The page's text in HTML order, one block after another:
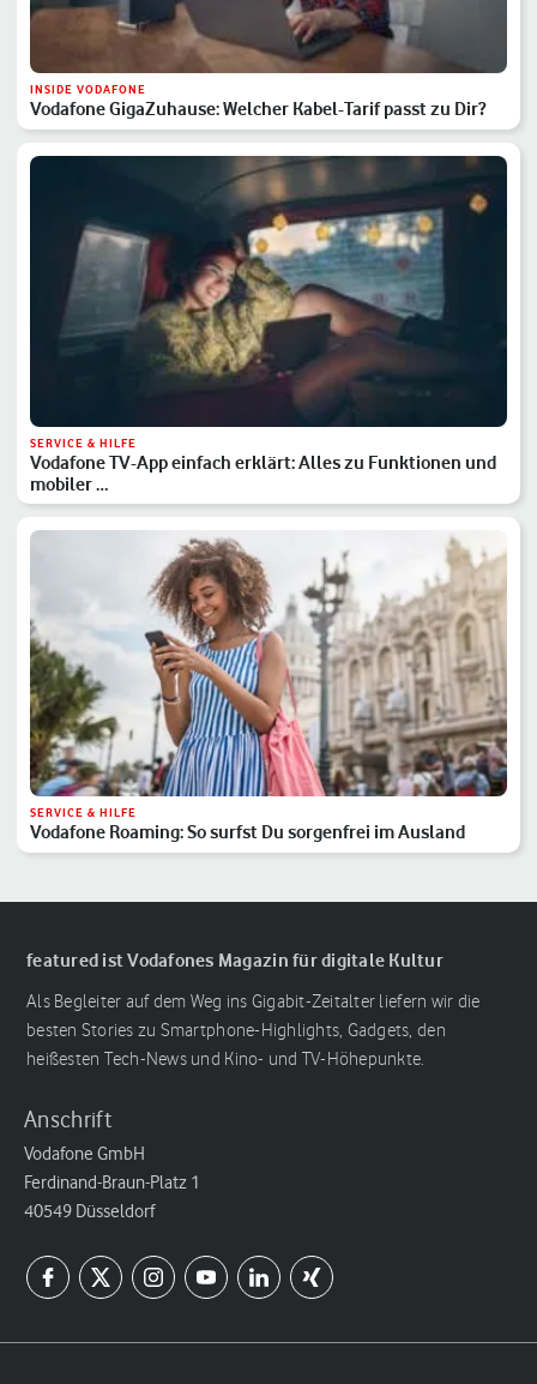
INSIDE VODAFONE
Vodafone GigaZuhause: Welcher Kabel-Tarif passt zu Dir?
SERVICE & HILFE
Vodafone TV-App einfach erklärt: Alles zu Funktionen und
mobiler …
SERVICE & HILFE
Vodafone Roaming: So surfst Du sorgenfrei im Ausland
featured ist Vodafones Magazin für digitale Kultur
Als Begleiter auf dem Weg ins Gigabit-Zeitalter liefern wir die
besten Stories zu Smartphone-Highlights, Gadgets, den
heißesten Tech-News und Kino- und TV-Höhepunkte.
Anschrift
Vodafone GmbH
Ferdinand-Braun-Platz 1
40549 Düsseldorf